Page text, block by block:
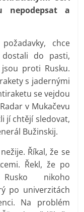
nepodepsat a
chce
do pasti,
proti Rusku.
s jadernými
se vejdou
v Mukačevu
jí chtějí sledovat,
Bužinskij.
Říkal, že se
Řekl, že po
nikoho
po univerzitách
Na problém